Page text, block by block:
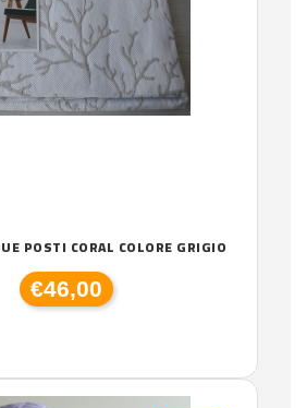
POSTI CORAL COLORE GRIGIO
€46,00